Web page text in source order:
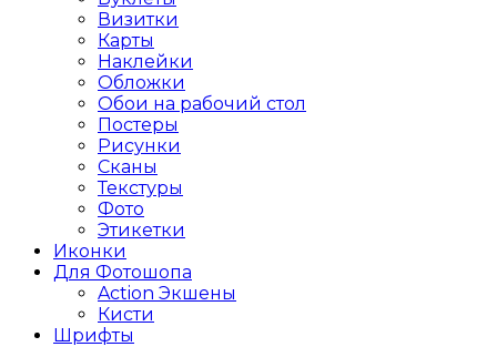
Визитки
Карты
Наклейки
Обложки
Обои на рабочий стол
Постеры
Рисунки
Сканы
Текстуры
Фото
Этикетки
Иконки
Для Фотошопа
Action Экшены
Кисти
Шрифты